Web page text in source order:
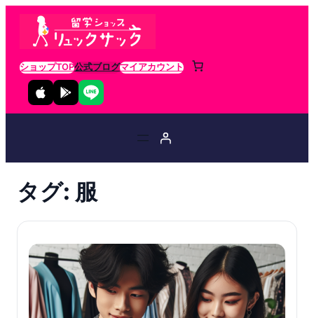
ショップTOP公式ブログマイアカウント
タグ: 服